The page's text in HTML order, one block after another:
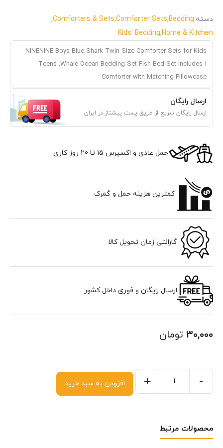
دسته:Bedding
,
Comforter Sets
,
Comforters & Sets
,
Home & Kitchen
,
Kids' Bedding
NINENINE Boys Blue Shark Twin Size Comforter Sets for Kids
Teens ,Whale Ocean Bedding Set Fish Bed Set-Includes 1
Comforter with Matching Pillowcase
ارسال رایگان
ارسال رایگان سریع از طریق پست پیشتاز در ایران
حمل عادی و اکسپرس 15 تا 20 روز کاری
کمترین هزینه حمل و گمرک
گارانتی زمان تحویل کالا
ارسال رایگان و فوری داخل کشور
۳۰,۰۰۰ تومان
-
+ افزودن به سبد خرید
محصولات مرتبط